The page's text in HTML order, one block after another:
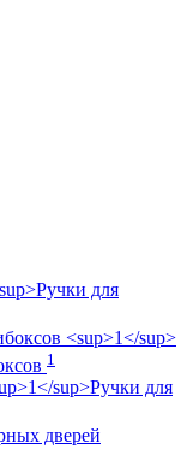
Ручки для
1
Ручки для